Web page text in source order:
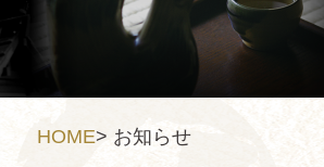
HOME> お知らせ